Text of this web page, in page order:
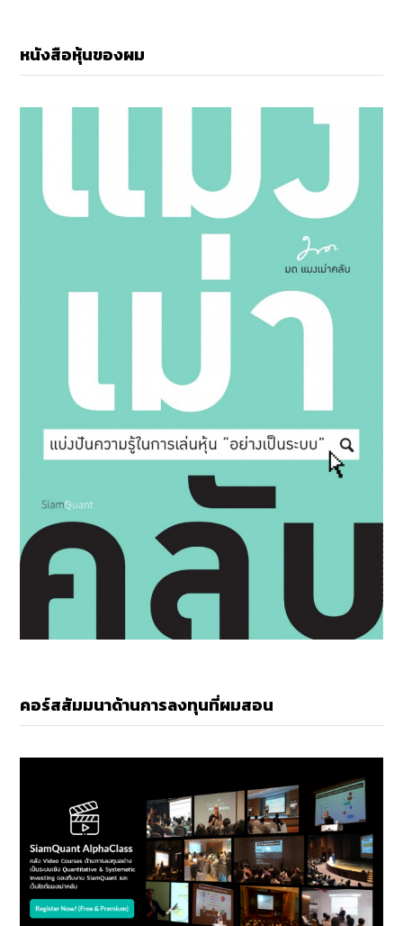
หนังสือหุ้นของผม
คอร์สสัมมนาด้านการลงทุนที่ผมสอน